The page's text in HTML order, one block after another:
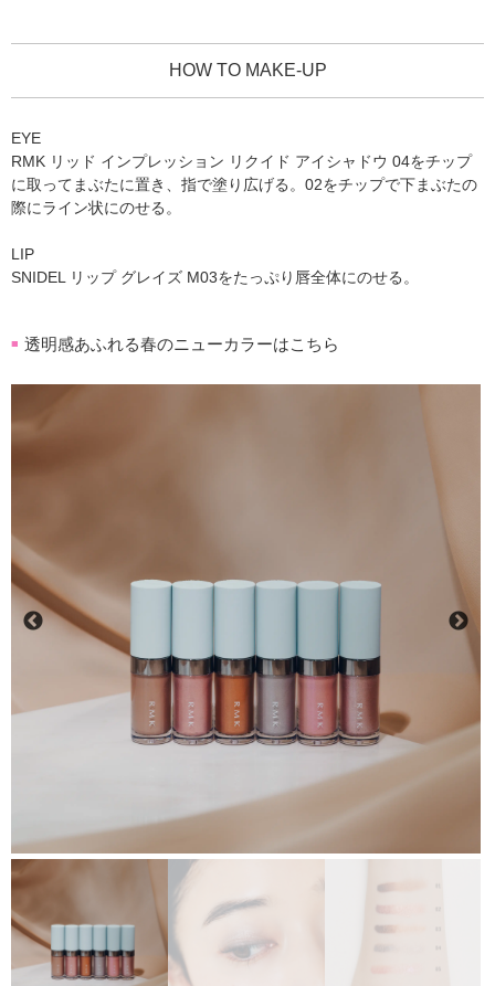
HOW TO MAKE-UP
EYE
RMK リッド インプレッション リクイド アイシャドウ 04をチップ
に取ってまぶたに置き、指で塗り広げる。02をチップで下まぶたの
際にライン状にのせる。
LIP
SNIDEL リップ グレイズ M03をたっぷり唇全体にのせる。
■ 透明感あふれる春のニューカラーはこちら